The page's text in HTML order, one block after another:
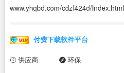
www.yhqbd.com/cdzf424d/Index.html
付费下载软件平台
供应商 环保